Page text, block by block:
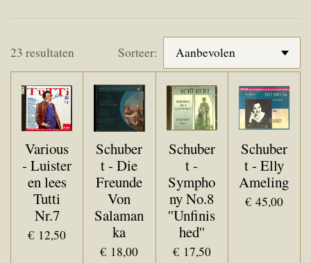
23 resultaten Sorteer:
Various
- Luister
en lees
Tutti
Nr.7
€ 12,50
Schuber
t - Die
Freunde
Von
Salaman
ka
€ 18,00
Schuber
t -
Sympho
ny No.8
''Unfinis
hed''
€ 17,50
Schuber
t - Elly
Ameling
€ 45,00